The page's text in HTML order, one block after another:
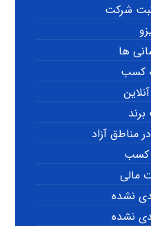
شرکت
ها
کسب
مناطق آزاد
کسب
مالی
نشده
نشده